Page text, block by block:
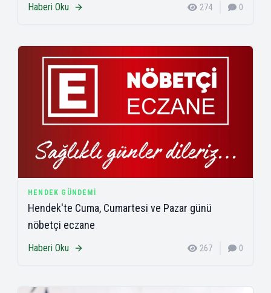
Haberi Oku 274 0
HENDEK GÜNDEMI
Hendek'te Cuma, Cumartesi ve Pazar günü
nöbetçi eczane
Haberi Oku 267 0